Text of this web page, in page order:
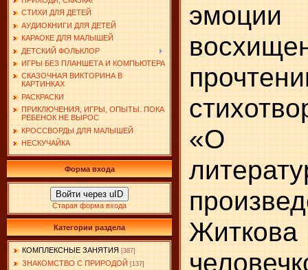
СТИХИ ДЛЯ ДЕТЕЙ
АУДИОКНИГИ ДЛЯ ДЕТЕЙ
КАРАОКЕ ДЛЯ МАЛЫШЕЙ
ДЕТСКИЙ ФОЛЬКЛОР
ИГРЫ БЕЗ ПЛАНШЕТА И КОМПЬЮТЕРА
СКАЗОЧНАЯ ВИКТОРИНА В
КАРТИНКАХ
РАСКРАСКИ
ПРИКЛЮЧЕНИЯ, ИГРЫ, ОПЫТЫ. ПОКА
РЕБЕНОК НЕ ВЫРОС
КРОССВОРДЫ ДЛЯ МАЛЫШЕЙ
НЕСКУЧАЙКА
Форма входа
Войти через uID
Старая форма входа
Категории раздела
КОМПЛЕКСНЫЕ ЗАНЯТИЯ [387]
ЗНАКОМСТВО С ПРИРОДОЙ [137]
эмоции
«О